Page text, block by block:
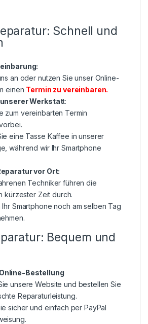
Schnell und
an oder nutzen Sie unser Online-
einen Termin zu vereinbaren.
Werkstatt:
zum vereinbarten Termin
eine Tasse Kaffee in unserer
während wir Ihr Smartphone
vor Ort:
Techniker führen die
kürzester Zeit durch.
Smartphone noch am selben Tag
Bequem und
Bestellung
unsere Website und bestellen Sie
Reparaturleistung.
sicher und einfach per PayPal